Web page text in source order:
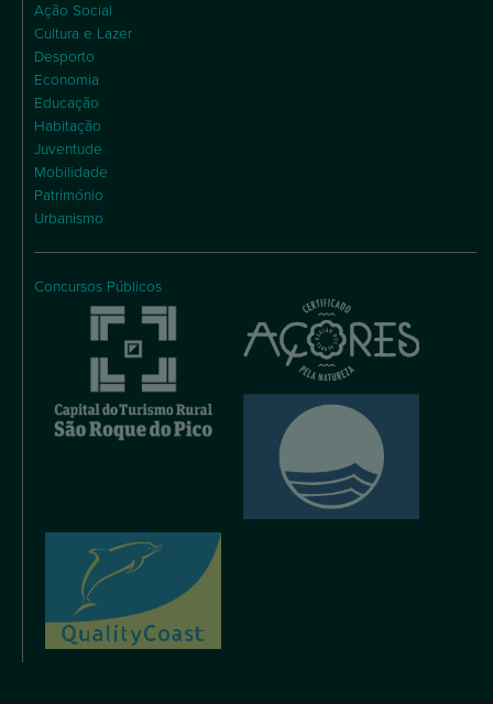
Ação Social
Cultura e Lazer
Desporto
Economia
Educação
Habitação
Juventude
Mobilidade
Património
Urbanismo
Concursos Públicos